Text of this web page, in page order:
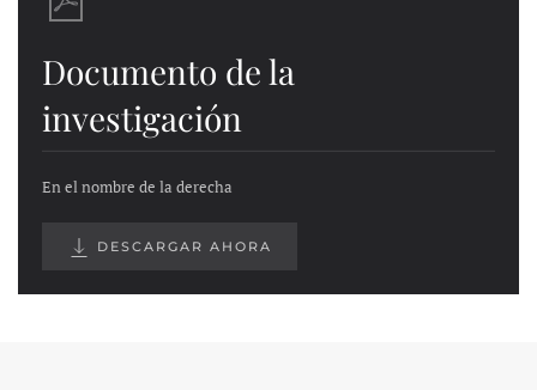
Documento de la
investigación
En el nombre de la derecha
DESCARGAR AHORA